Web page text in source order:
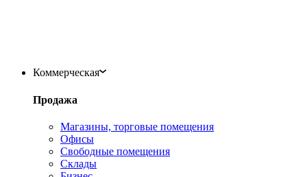
Коммерческая
Продажа
Магазины, торговые помещения
Офисы
Свободные помещения
Склады